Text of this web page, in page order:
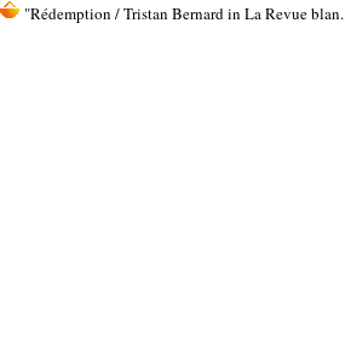
"Rédemption / Tristan Bernard in La Revue